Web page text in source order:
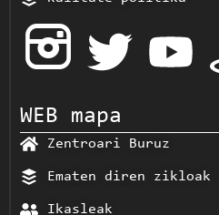
WEB mapa
Zentroari Buruz
Ematen diren zikloak
Ikasleak